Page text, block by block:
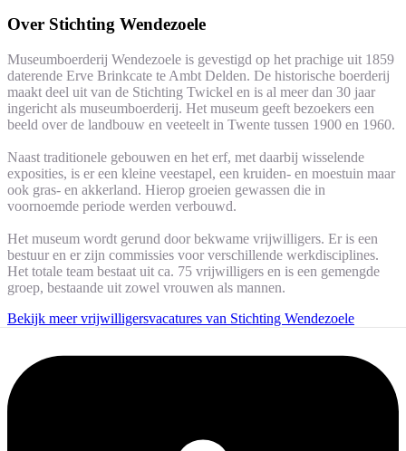
Over Stichting Wendezoele
Museumboerderij Wendezoele is gevestigd op het prachige uit 1859
daterende Erve Brinkcate te Ambt Delden. De historische boerderij
maakt deel uit van de Stichting Twickel en is al meer dan 30 jaar
ingericht als museumboerderij. Het museum geeft bezoekers een
beeld over de landbouw en veeteelt in Twente tussen 1900 en 1960.
Naast traditionele gebouwen en het erf, met daarbij wisselende
exposities, is er een kleine veestapel, een kruiden- en moestuin maar
ook gras- en akkerland. Hierop groeien gewassen die in
voornoemde periode werden verbouwd.
Het museum wordt gerund door bekwame vrijwilligers. Er is een
bestuur en er zijn commissies voor verschillende werkdisciplines.
Het totale team bestaat uit ca. 75 vrijwilligers en is een gemengde
groep, bestaande uit zowel vrouwen als mannen.
Bekijk meer vrijwilligersvacatures van Stichting Wendezoele